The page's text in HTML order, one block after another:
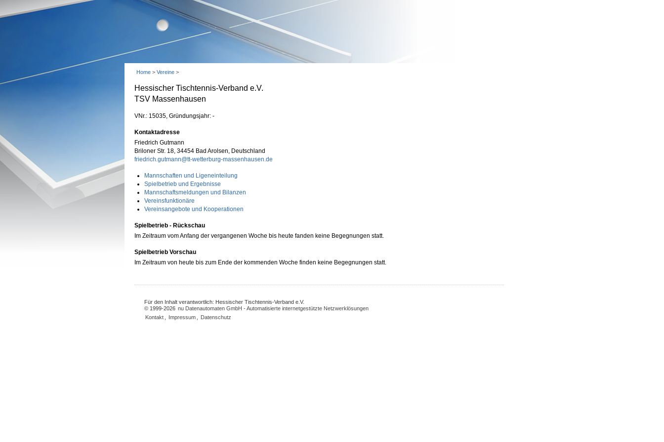
Home > Vereine >
Hessischer Tischtennis-Verband e.V.
TSV Massenhausen
VNr.: 15035, Gründungsjahr: -
Kontaktadresse
Friedrich Gutmann
Briloner Str. 18, 34454 Bad Arolsen, Deutschland
friedrich.gutmann@tt-wetterburg-massenhausen.de
Mannschaften und Ligeneinteilung
Spielbetrieb und Ergebnisse
Mannschaftsmeldungen und Bilanzen
Vereinsfunktionäre
Vereinsangebote und Kooperationen
Spielbetrieb - Rückschau
Im Zeitraum vom Anfang der vergangenen Woche bis heute fanden keine Begegnungen statt.
Spielbetrieb Vorschau
Im Zeitraum von heute bis zum Ende der kommenden Woche finden keine Begegnungen statt.
Für den Inhalt verantwortlich: Hessischer Tischtennis-Verband e.V.
© 1999-2026 nu Datenautomaten GmbH - Automatisierte internetgestützte Netzwerklösungen
Kontakt
Impressum Datenschutz